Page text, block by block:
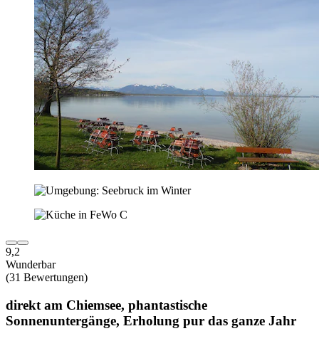
9,2
Wunderbar
(31 Bewertungen)
direkt am Chiemsee, phantastische
Sonnenuntergänge, Erholung pur das ganze Jahr